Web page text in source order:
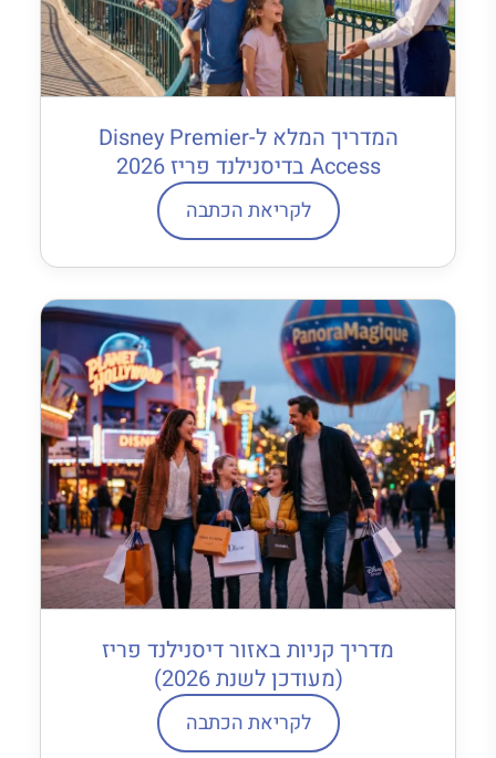
המדריך המלא ל-Disney Premier
Access בדיסנילנד פריז 2026
לקריאת הכתבה
מדריך קניות באזור דיסנילנד פריז
(מעודכן לשנת 2026)
לקריאת הכתבה